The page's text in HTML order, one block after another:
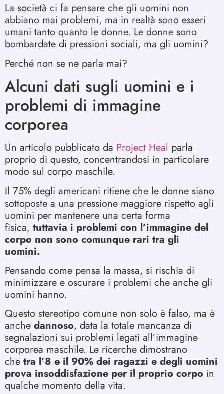
La società ci fa pensare che gli uomini non
abbiano mai problemi, ma in realtà sono esseri
umani tanto quanto le donne. Le donne sono
bombardate di pressioni sociali, ma gli uomini?
Perché non se ne parla mai?
Alcuni dati sugli uomini e i
problemi di immagine
corporea
Un articolo pubblicato da Project Heal parla
proprio di questo, concentrandosi in particolare
modo sul corpo maschile.
Il 75% degli americani ritiene che le donne siano
sottoposte a una pressione maggiore rispetto agli
uomini per mantenere una certa forma
fisica, tuttavia i problemi con l’immagine del
corpo non sono comunque rari tra gli
uomini.
Pensando come pensa la massa, si rischia di
minimizzare e oscurare i problemi che anche gli
uomini hanno.
Questo stereotipo comune non solo è falso, ma è
anche dannoso, data la totale mancanza di
segnalazioni sui problemi legati all’immagine
corporea maschile. Le ricerche dimostrano
che tra l’8 e il 90% dei ragazzi e degli uomini
prova insoddisfazione per il proprio corpo in
qualche momento della vita.